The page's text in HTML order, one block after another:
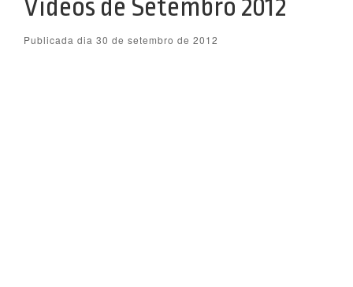
Vídeos de Setembro 2012
Publicada dia 30 de setembro de 2012